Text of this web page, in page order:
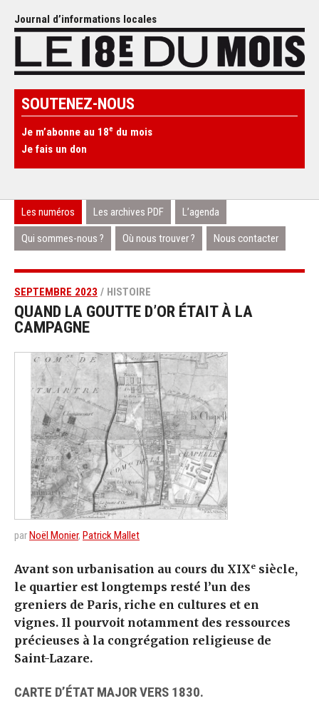
Journal d’informations locales
SOUTENEZ-NOUS
Je m’abonne au 18e du mois
Je fais un don
Les numéros Les archives PDF L’agenda
Qui sommes-nous ? Où nous trouver ? Nous contacter
SEPTEMBRE 2023 / HISTOIRE
QUAND LA GOUTTE D’OR ÉTAIT À LA
CAMPAGNE
parNoël Monier, Patrick Mallet
Avant son urbanisation au cours du XIXe siècle,
le quartier est longtemps resté l’un des
greniers de Paris, riche en cultures et en
vignes. Il pourvoit notamment des ressources
précieuses à la congrégation religieuse de
Saint-Lazare.
CARTE D’ÉTAT MAJOR VERS 1830.